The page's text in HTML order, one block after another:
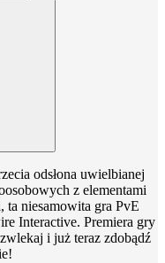
odsłona uwielbianej
z elementami
ta niesamowita gra PvE
Interactive. Premiera gry
i już teraz zdobądź